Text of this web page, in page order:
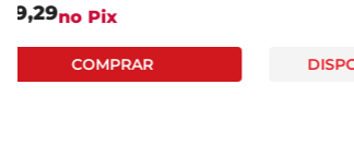
R$ 9, 29no Pix